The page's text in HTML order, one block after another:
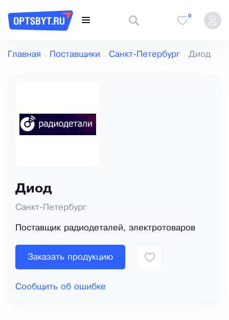
0
Главная Поставщики Санкт-Петербург Диод
Диод
Санкт-Петербург
Поставщик радиодеталей, электротоваров
Заказать продукцию
Сообщить об ошибке